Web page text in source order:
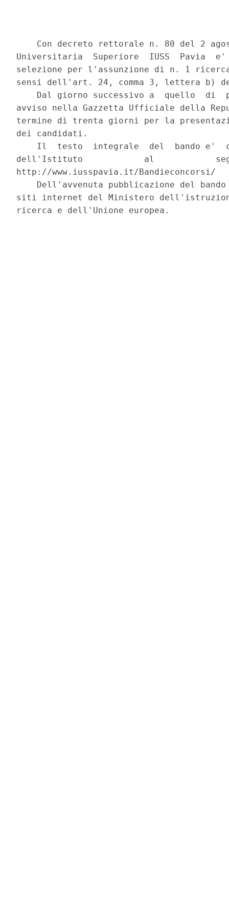
Con decreto rettorale n. 80 del 2
Universitaria  Superiore  IUSS  Pavia
selezione per l'assunzione di n. 1
sensi dell'art. 24, comma 3, lettera b)
Dal giorno successivo a  quello  di
avviso nella Gazzetta Ufficiale della
termine di trenta giorni per la
dei candidati.
Il  testo  integrale  del  bando e'
dell'Istituto            al
http://www.iusspavia.it/Bandieconcorsi/
Dell'avvenuta pubblicazione del
siti internet del Ministero
ricerca e dell'Unione europea.